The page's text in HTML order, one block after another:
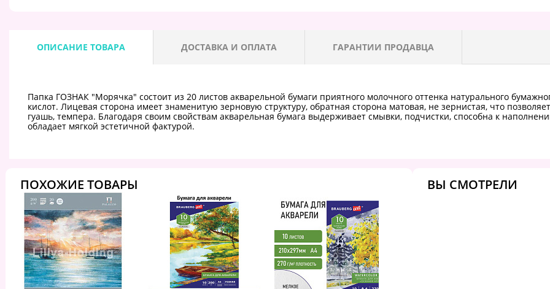
ОПИСАНИЕ ТОВАРА ДОСТАВКА И ОПЛАТА ГАРАНТИИ ПРОДАВЦА
Папка ГОЗНАК "Морячка" состоит из 20 листов акварельной бумаги приятного молочного оттенка натурального
кислот. Лицевая сторона имеет знаменитую зерновую структуру, обратная сторона матовая, не зернистая, что
гуашь, темпера. Благодаря своим свойствам акварельная бумага выдерживает смывки, подчистки, способна к
обладает мягкой эстетичной фактурой.
ПОХОЖИЕ ТОВАРЫ ВЫ СМОТРЕЛИ